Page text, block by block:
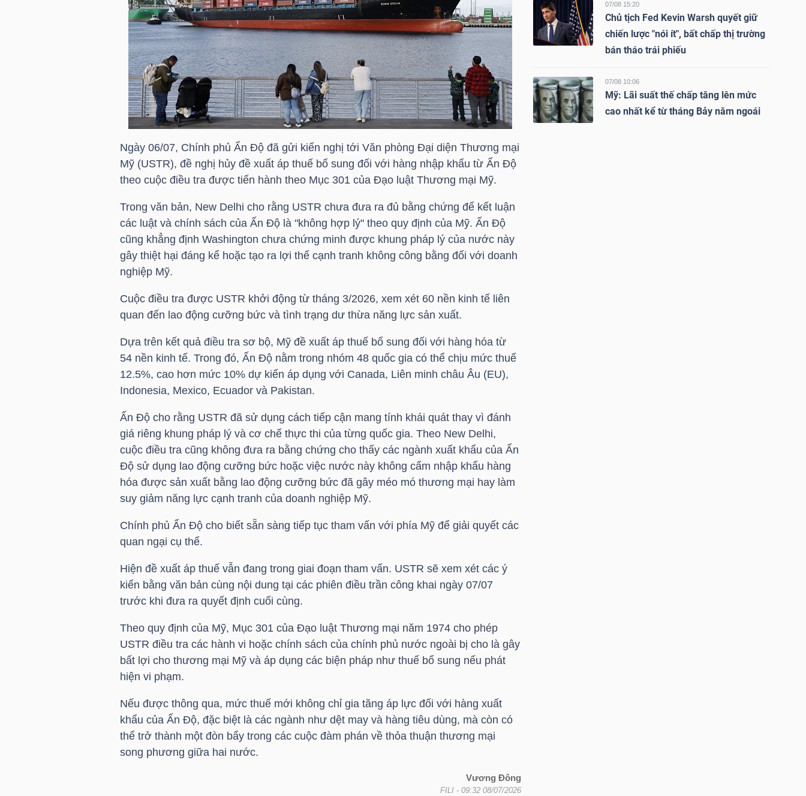
Ngày 06/07, Chính phủ Ấn Độ đã gửi kiến nghị tới Văn phòng Đại diện Thương mại
Mỹ (USTR), đề nghị hủy đề xuất áp thuế bổ sung đối với hàng nhập khẩu từ Ấn Độ
theo cuộc điều tra được tiến hành theo Mục 301 của Đạo luật Thương mại Mỹ.
Trong văn bản, New Delhi cho rằng USTR chưa đưa ra đủ bằng chứng để kết luận
các luật và chính sách của Ấn Độ là "không hợp lý" theo quy định của Mỹ. Ấn Độ
cũng khẳng định Washington chưa chứng minh được khung pháp lý của nước này
gây thiệt hại đáng kể hoặc tạo ra lợi thế cạnh tranh không công bằng đối với doanh
nghiệp Mỹ.
Cuộc điều tra được USTR khởi động từ tháng 3/2026, xem xét 60 nền kinh tế liên
quan đến lao động cưỡng bức và tình trạng dư thừa năng lực sản xuất.
Dựa trên kết quả điều tra sơ bộ, Mỹ đề xuất áp thuế bổ sung đối với hàng hóa từ
54 nền kinh tế. Trong đó, Ấn Độ nằm trong nhóm 48 quốc gia có thể chịu mức thuế
12.5%, cao hơn mức 10% dự kiến áp dụng với Canada, Liên minh châu Âu (EU),
Indonesia, Mexico, Ecuador và Pakistan.
Ấn Độ cho rằng USTR đã sử dụng cách tiếp cận mang tính khái quát thay vì đánh
giá riêng khung pháp lý và cơ chế thực thi của từng quốc gia. Theo New Delhi,
cuộc điều tra cũng không đưa ra bằng chứng cho thấy các ngành xuất khẩu của Ấn
Độ sử dụng lao động cưỡng bức hoặc việc nước này không cấm nhập khẩu hàng
hóa được sản xuất bằng lao động cưỡng bức đã gây méo mó thương mại hay làm
suy giảm năng lực cạnh tranh của doanh nghiệp Mỹ.
Chính phủ Ấn Độ cho biết sẵn sàng tiếp tục tham vấn với phía Mỹ để giải quyết các
quan ngại cụ thể.
Hiện đề xuất áp thuế vẫn đang trong giai đoạn tham vấn. USTR sẽ xem xét các ý
kiến bằng văn bản cùng nội dung tại các phiên điều trần công khai ngày 07/07
trước khi đưa ra quyết định cuối cùng.
Theo quy định của Mỹ, Mục 301 của Đạo luật Thương mại năm 1974 cho phép
USTR điều tra các hành vi hoặc chính sách của chính phủ nước ngoài bị cho là gây
bất lợi cho thương mại Mỹ và áp dụng các biện pháp như thuế bổ sung nếu phát
hiện vi phạm.
Nếu được thông qua, mức thuế mới không chỉ gia tăng áp lực đối với hàng xuất
khẩu của Ấn Độ, đặc biệt là các ngành như dệt may và hàng tiêu dùng, mà còn có
thể trở thành một đòn bẩy trong các cuộc đàm phán về thỏa thuận thương mại
song phương giữa hai nước.
Vương Đông
FILI - 09:32 08/07/2026
07/08 15:20
Chủ tịch Fed Kevin Warsh quyết giữ
chiến lược "nói ít", bất chấp thị trường
bán tháo trái phiếu
07/08 10:06
Mỹ: Lãi suất thế chấp tăng lên mức
cao nhất kể từ tháng Bảy năm ngoái